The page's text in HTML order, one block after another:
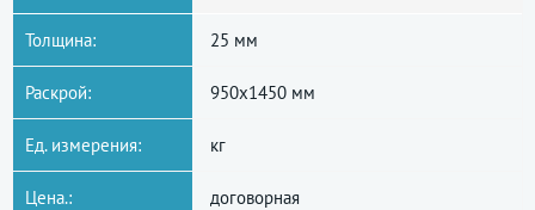
Толщина: 25 мм
Раскрой: 950x1450 мм
Ед. измерения: кг
Цена.: договорная